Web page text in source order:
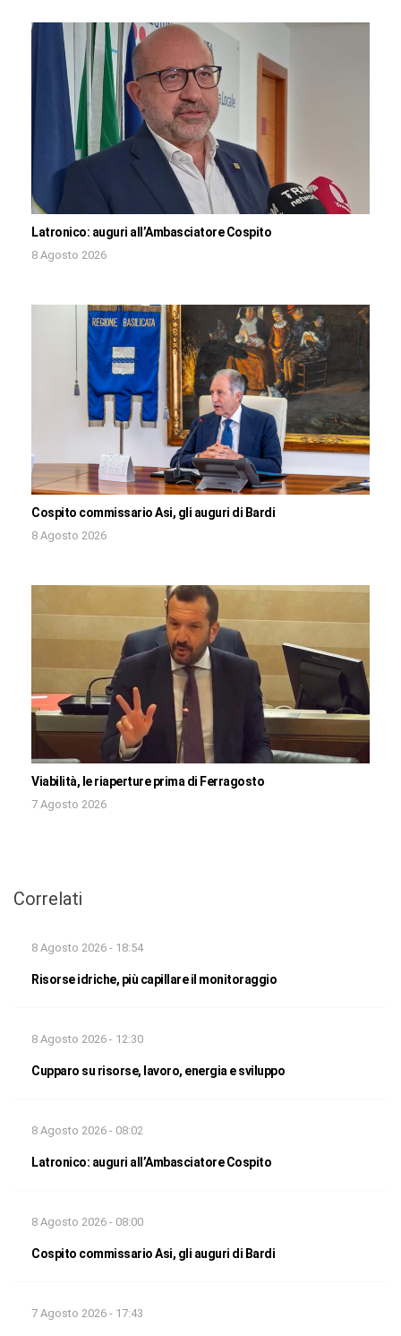
Latronico: auguri all’Ambasciatore Cospito
8 Agosto 2026
Cospito commissario Asi, gli auguri di Bardi
8 Agosto 2026
Viabilità, le riaperture prima di Ferragosto
7 Agosto 2026
Correlati
8 Agosto 2026 - 18:54
Risorse idriche, più capillare il monitoraggio
8 Agosto 2026 - 12:30
Cupparo su risorse, lavoro, energia e sviluppo
8 Agosto 2026 - 08:02
Latronico: auguri all’Ambasciatore Cospito
8 Agosto 2026 - 08:00
Cospito commissario Asi, gli auguri di Bardi
7 Agosto 2026 - 17:43